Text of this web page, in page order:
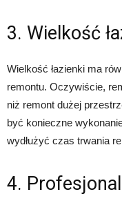
3. Wielkość
Wielkość łazienki ma
remontu. Oczywiście,
niż remont dużej
być konieczne
wydłużyć czas trwania
4.